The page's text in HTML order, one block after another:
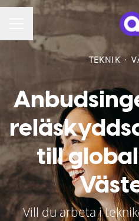
TEKNIK ·
till
Vill du arbeta i